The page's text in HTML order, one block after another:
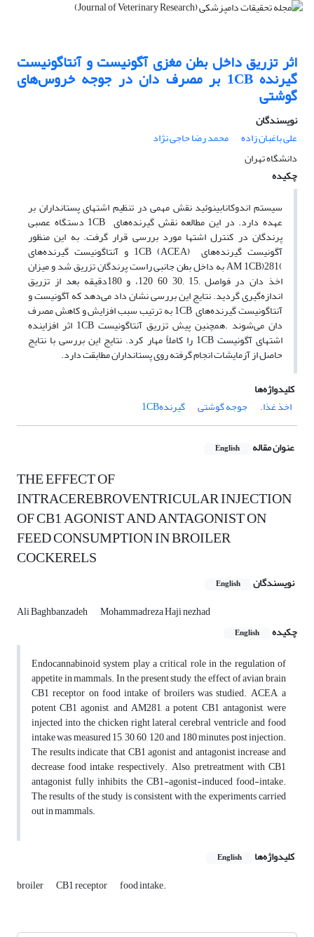
اثر تزریق داخل بطن مغزی آگونیست و آنتاگونیست
گیرنده ‌1CB بر مصرف دان در جوجه خروس‌های
گوشتی
نویسندگان
علی باغبان زاده
محمد رضا حاجی نژاد
دانشگاه تهران
چکیده
سیستم اندوکانابینوئید نقش مهمی در تنظیم اشتهای پستانداران بر
عهده دارد. در این مطالعه نقش گیرنده‌های ‌ 1CB دستگاه عصبی
پرندگان در کنترل اشتها مورد بررسی قرار گرفت. به این منظور
آگونیست گیرنده‌های ‌ (ACEA) 1CB و آنتاگونیست گیرنده‌های
‌)281(AM 1CB به داخل بطن جانبی راست پرندگان تزریق شد و میزان
اخذ دان در فواصل ‚15 ‚30 60 120، و 180دقیقه بعد از تزریق
اندازه‌گیری گردید. نتایج این بررسی نشان داد می‌دهد که آگونیست و
آنتاگونیست گیرنده‌های ‌ 1CB به ترتیب سبب افزایش و کاهش مصرف
دان می‌شوند .همچنین پیش تزریق آنتاگونیست ‌1CB اثر افزاینده
اشتهای آگونیست ‌1CB را کاملاً مهار کرد. نتایج این بررسی با نتایج
حاصل از آزمایشات انجام گرفته روی پستانداران مطابقت دارد. ‌
کلیدواژه‌ها
اخذ غذا.
جوجه گوشتی گیرنده1CB
عنوان مقاله English
THE EFFECT OF
INTRACEREBROVENTRICULAR INJECTION
OF CB1 AGONIST AND ANTAGONIST ON
FEED CONSUMPTION IN BROILER
COCKERELS
نویسندگان English
Ali Baghbanzadeh
Mohammadreza Haji nezhad
چکیده
English
Endocannabinoid system play a critical role in the regulation of
appetite in mammals. In the present study, the effect of avian brain
CB1 receptor on food intake of broilers was studied. ACEA, a
potent CB1 agonist, and AM281, a potent CB1 antagonist, were
injected into the chicken right lateral cerebral ventricle and food
intake was measured 15, 30, 60, 120, and 180 minutes post injection.
The results indicate that CB1 agonist and antagonist increase and
decrease food intake, respectively. Also, pretreatment with CB1
antagonist fully inhibits the CB1-agonist-induced food-intake.
The results of the study is consistent with the experiments carried
out in mammals.
کلیدواژه‌ها English
broiler CB1 receptor food intake.